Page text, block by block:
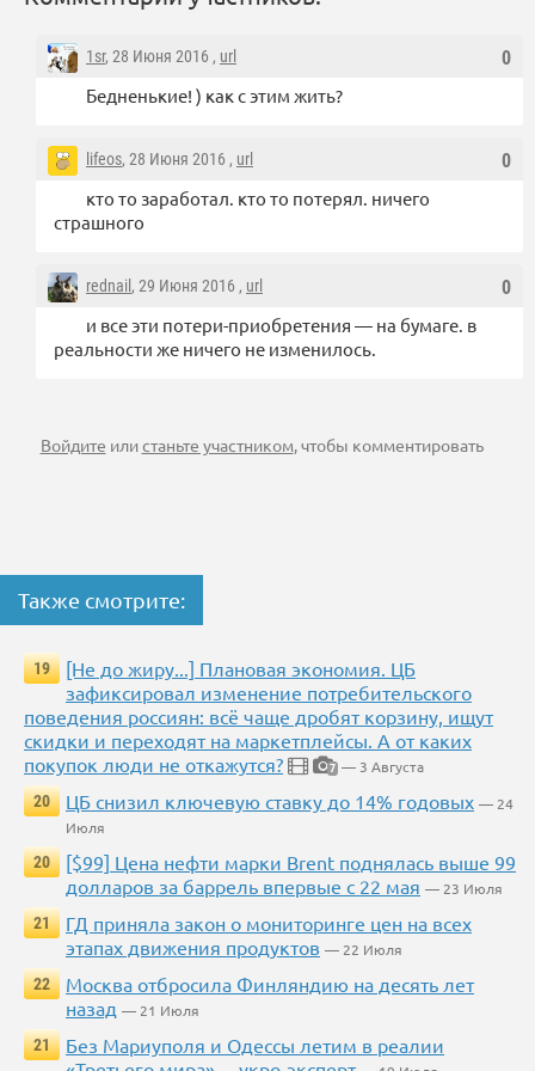
0
1sr, 28 Июня 2016 , url
Бедненькие! ) как с этим жить?
0
lifeos, 28 Июня 2016 , url
кто то заработал. кто то потерял. ничего
страшного
0
rednail , 29 Июня 2016 , url
и все эти потери-приобретения — на бумаге. в
реальности же ничего не изменилось.
Войдите илистаньте участником, чтобы комментировать
Также смотрите:
19
[Не до жиру...] Плановая экономия. ЦБ
зафиксировал изменение потребительского
поведения россиян: всё чаще дробят корзину, ищут
скидки и переходят на маркетплейсы. А от каких
покупок люди не откажутся?
7 — 3 Августа
20
ЦБ снизил ключевую ставку до 14% годовых — 24
Июля
20
[$99] Цена нефти марки Brent поднялась выше 99
долларов за баррель впервые с 22 мая — 23 Июля
21
ГД приняла закон о мониторинге цен на всех
этапах движения продуктов — 22 Июля
22
Москва отбросила Финляндию на десять лет
назад — 21 Июля
21
Без Мариуполя и Одессы летим в реалии